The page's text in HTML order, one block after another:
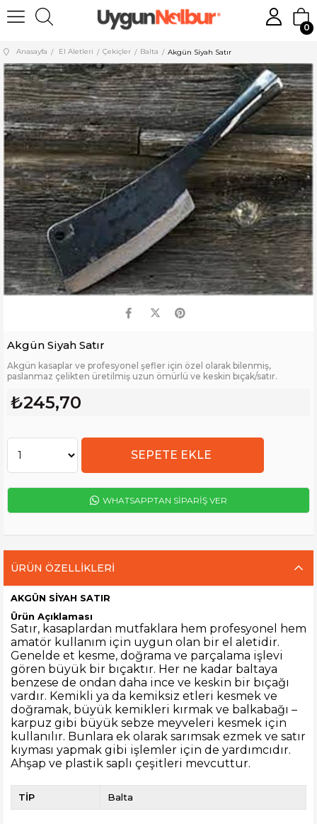
0
Anasayfa El Aletleri Çekiçler Balta Akgün Siyah Satır
Akgün Siyah Satır
Akgün kasaplar ve profesyonel şefler için özel olarak bilenmiş,
paslanmaz çelikten üretilmiş uzun ömürlü ve keskin bıçak/satır.
₺245,70
WHATSAPPTAN SİPARİŞ VER
ÜRÜN ÖZELLIKLERI
AKGÜN SİYAH SATIR
Ürün Açıklaması
Satır, kasaplardan mutfaklara hem profesyonel hem
amatör kullanım için uygun olan bir el aletidir.
Genelde et kesme, doğrama ve parçalama işlevi
gören büyük bir bıçaktır. Her ne kadar baltaya
benzese de ondan daha ince ve keskin bir bıçağı
vardır. Kemikli ya da kemiksiz etleri kesmek ve
doğramak, büyük kemikleri kırmak ve balkabağı –
karpuz gibi büyük sebze meyveleri kesmek için
kullanılır. Bunlara ek olarak sarımsak ezmek ve satır
kıyması yapmak gibi işlemler için de yardımcıdır.
Ahşap ve plastik saplı çeşitleri mevcuttur.
TİP Balta